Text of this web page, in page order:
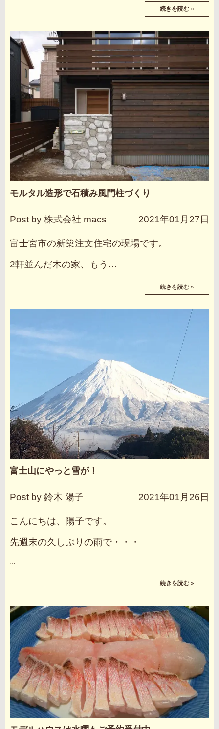
続きを読む »
モルタル造形で石積み風門柱づくり
Post by 株式会社 macs 2021年01月27日
富士宮市の新築注文住宅の現場です。
2軒並んだ木の家、もう…
続きを読む »
富士山にやっと雪が！
Post by 鈴木 陽子 2021年01月26日
こんにちは、陽子です。
先週末の久しぶりの雨で・・・
続きを読む »